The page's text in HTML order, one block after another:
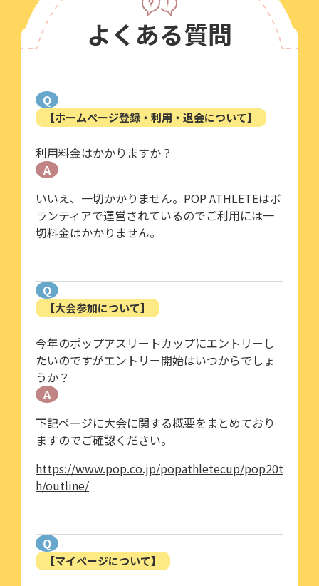
よくある質問
Q
【ホームページ登録・利用・退会について】
利用料金はかかりますか？
A
いいえ、一切かかりません。POP ATHLETEはボ
ランティアで運営されているのでご利用には一
切料金はかかりません。
Q
【大会参加について】
今年のポップアスリートカップにエントリーし
たいのですがエントリー開始はいつからでしょ
うか？
A
下記ページに大会に関する概要をまとめており
ますのでご確認ください。
https://www.pop.co.jp/popathletecup/pop20t
h/outline/
Q
【マイページについて】